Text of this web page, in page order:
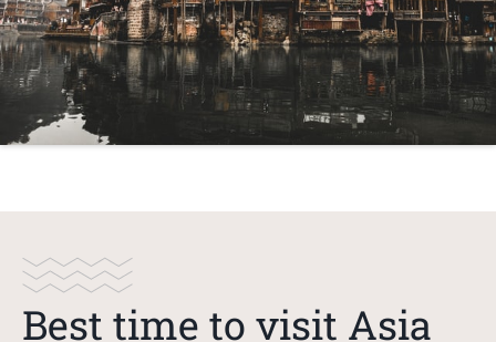
Best time to visit Asia